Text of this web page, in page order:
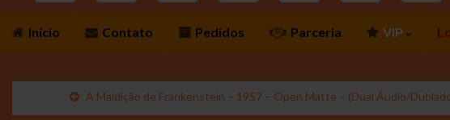
Início Contato Pedidos Parceria VIP
A Maldição de Frankenstein – 1957 – Open Matte – (Dual Áudio/